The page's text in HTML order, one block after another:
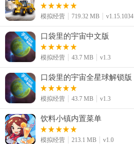
模拟经营 719.32 MB v1.15.1034
口袋里的宇宙中文版
模拟经营 43.7 MB v1.3
口袋里的宇宙全星球解锁版
模拟经营 43.7 MB v1.3
饮料小镇内置菜单
模拟经营 213.1 MB v1.0